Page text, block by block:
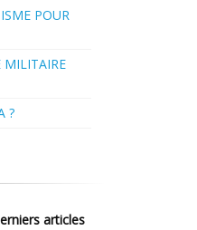
POUR
MILITAIRE
?
articles